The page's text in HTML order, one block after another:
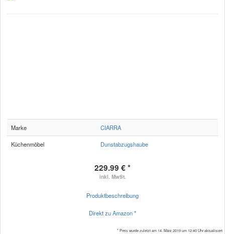
Marke CIARRA
Küchenmöbel Dunstabzugshaube
229.99 € *
inkl. MwSt.
Produktbeschreibung
Direkt zu Amazon *
* Preis wurde zuletzt am 14. März 2019 um 12:40 Uhr aktualisiert